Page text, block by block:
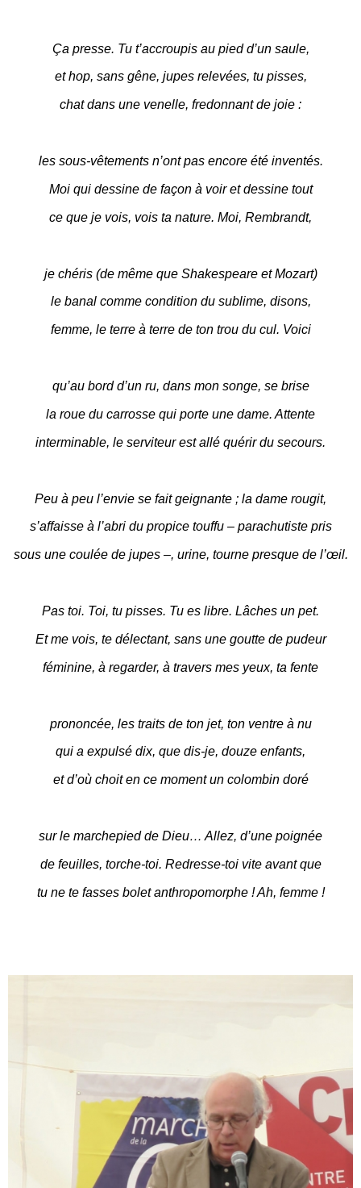
Ça presse. Tu t’accroupis au pied d’un saule,
et hop, sans gêne, jupes relevées, tu pisses,
chat dans une venelle, fredonnant de joie :
les sous-vêtements n’ont pas encore été inventés.
Moi qui dessine de façon à voir et dessine tout
ce que je vois, vois ta nature. Moi, Rembrandt,
je chéris (de même que Shakespeare et Mozart)
le banal comme condition du sublime, disons,
femme, le terre à terre de ton trou du cul. Voici
qu’au bord d’un ru, dans mon songe, se brise
la roue du carrosse qui porte une dame. Attente
interminable, le serviteur est allé quérir du secours.
Peu à peu l’envie se fait geignante ; la dame rougit,
s’affaisse à l’abri du propice touffu – parachutiste pris
sous une coulée de jupes –, urine, tourne presque de l’œil.
Pas toi. Toi, tu pisses. Tu es libre. Lâches un pet.
Et me vois, te délectant, sans une goutte de pudeur
féminine, à regarder, à travers mes yeux, ta fente
prononcée, les traits de ton jet, ton ventre à nu
qui a expulsé dix, que dis-je, douze enfants,
et d’où choit en ce moment un colombin doré
sur le marchepied de Dieu… Allez, d’une poignée
de feuilles, torche-toi. Redresse-toi vite avant que
tu ne te fasses bolet anthropomorphe ! Ah, femme !